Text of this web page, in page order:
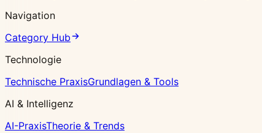
Navigation
Category Hub
Technologie
Technische PraxisGrundlagen & Tools
AI & Intelligenz
AI-PraxisTheorie & Trends